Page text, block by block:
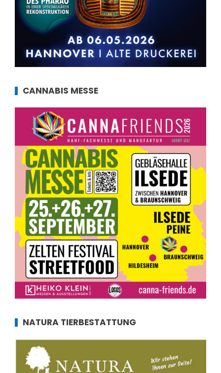
CANNABIS MESSE
NATURA TIERBESTATTUNG